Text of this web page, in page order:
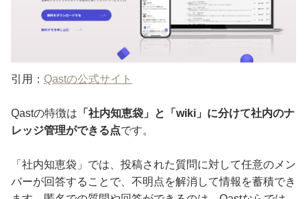
引用： Qastの公式サイト
Qastの特徴は 「社内知恵袋」と「wiki」に分けて社内のナ
レッジ管理ができる点です。
「社内知恵袋」では、投稿された質問に対して任意のメン
バーが回答することで、不明点を解消して情報を蓄積でき